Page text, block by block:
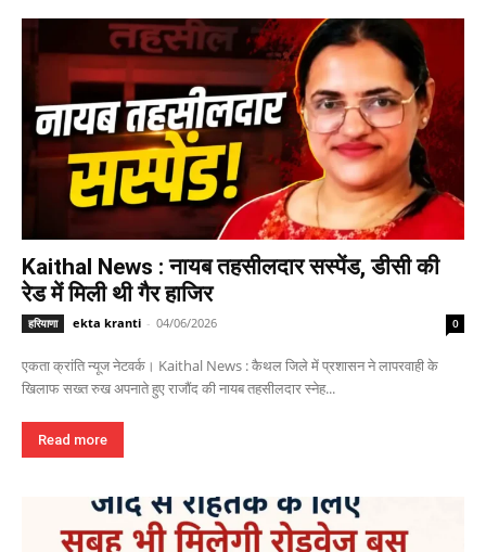
Kaithal News : नायब तहसीलदार सस्पेंड, डीसी की
रेड में मिली थी गैर हाजिर
हरियाणा ekta kranti - 04/06/2026 0
एकता क्रांति न्यूज नेटवर्क। Kaithal News : कैथल जिले में प्रशासन ने लापरवाही के
खिलाफ सख्त रुख अपनाते हुए राजौंद की नायब तहसीलदार स्नेह...
Read more